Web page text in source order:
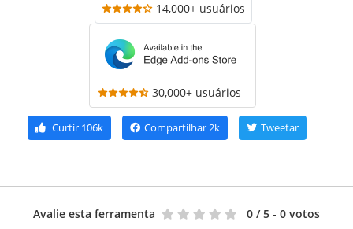
14,000+ usuários
30,000+ usuários
Curtir 106k Compartilhar2k Tweetar
Avalie esta ferramenta 0 / 5 - 0 votos